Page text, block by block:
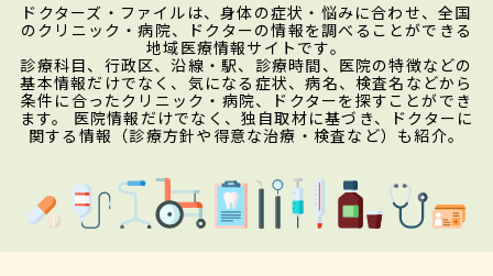
ドクターズ・ファイルは、身体の症状・悩みに合わせ、全国
のクリニック・病院、ドクターの情報を調べることができる
地域医療情報サイトです。
診療科目、行政区、沿線・駅、診療時間、医院の特徴などの
基本情報だけでなく、気になる症状、病名、検査名などから
条件に合ったクリニック・病院、ドクターを探すことができ
ます。 医院情報だけでなく、独自取材に基づき、ドクターに
関する情報（診療方針や得意な治療・検査など）も紹介。